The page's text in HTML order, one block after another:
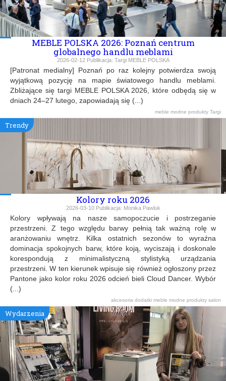
MEBLE POLSKA 2026: Poznań centrum
globalnego handlu meblami
2026-02-12Publikacja: Targi MEBLE POLSKA
[Patronat medialny] Poznań po raz kolejny potwierdza swoją
wyjątkową pozycję na mapie światowego handlu meblami.
Zbliżające się targi MEBLE POLSKA 2026, które odbędą się w
dniach 24–27 lutego, zapowiadają się (...)
meble modne produkty Targi
Trendy
Kolory roku 2026
2026-03-10Publikacja: Monika Pawluk
Kolory wpływają na nasze samopoczucie i postrzeganie
przestrzeni. Z tego względu barwy pełnią tak ważną rolę w
aranżowaniu wnętrz. Kilka ostatnich sezonów to wyraźna
dominacja spokojnych barw, które koją, wyciszają i doskonale
korespondują z minimalistyczną stylistyką urządzania
przestrzeni. W ten kierunek wpisuje się również ogłoszony przez
Pantone jako kolor roku 2026 odcień bieli Cloud Dancer. Wybór
(...)
akcesoria dodatki meble modne produkty salon
Wydarzenia